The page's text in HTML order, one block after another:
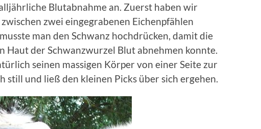
Blutabnahme an. Zuerst haben wir
zwei eingegrabenen Eichenpfählen
man den Schwanz hochdrücken, damit die
der Schwanzwurzel Blut abnehmen konnte.
seinen massigen Körper von einer Seite zur
still und ließ den kleinen Picks über sich ergehen.